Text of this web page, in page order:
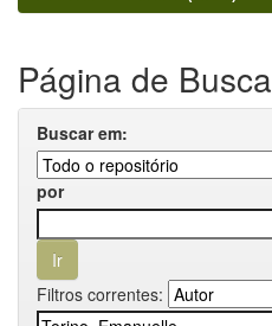
Página de Busca
Buscar em:
por
Filtros correntes: